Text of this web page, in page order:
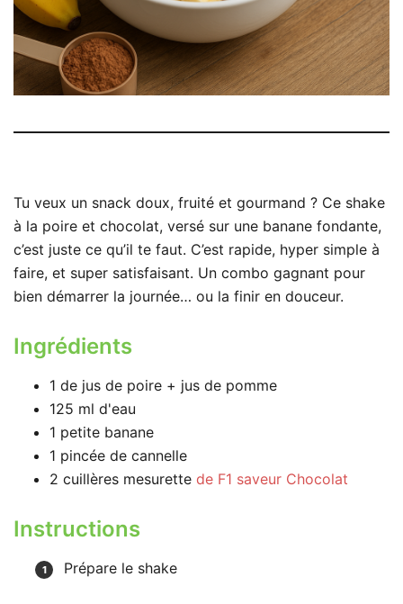
Tu veux un snack doux, fruité et gourmand ? Ce shake
à la poire et chocolat, versé sur une banane fondante,
c’est juste ce qu’il te faut. C’est rapide, hyper simple à
faire, et super satisfaisant. Un combo gagnant pour
bien démarrer la journée… ou la finir en douceur.
Ingrédients
1 de jus de poire + jus de pomme
125 ml d'eau
1 petite banane
1 pincée de cannelle
2 cuillères mesurette de F1 saveur Chocolat
Instructions
Prépare le shake